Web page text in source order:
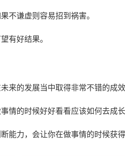
不谦虚则容易招到祸害。
有好结果。
来的发展当中取得非常不错的成
情的时候好好看看应该如何去成
能力，会让你在做事情的时候获